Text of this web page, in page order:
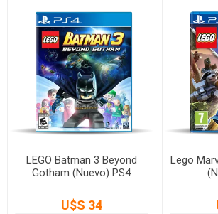
LEGO Batman 3 Beyond
Gotham (Nuevo) PS4
U$S 34
Lego